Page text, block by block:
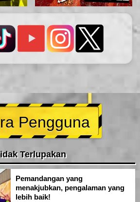
Pengguna
Terlupakan
Pemandangan yang
menakjubkan, pengalaman yang
lebih baik!